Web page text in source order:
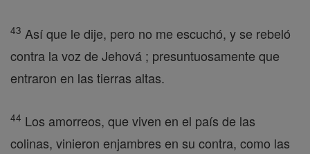
43 Así que le dije, pero no me escuchó, y se rebeló
contra la voz de Jehová ; presuntuosamente que
entraron en las tierras altas.
44 Los amorreos, que viven en el país de las
colinas, vinieron enjambres en su contra, como las